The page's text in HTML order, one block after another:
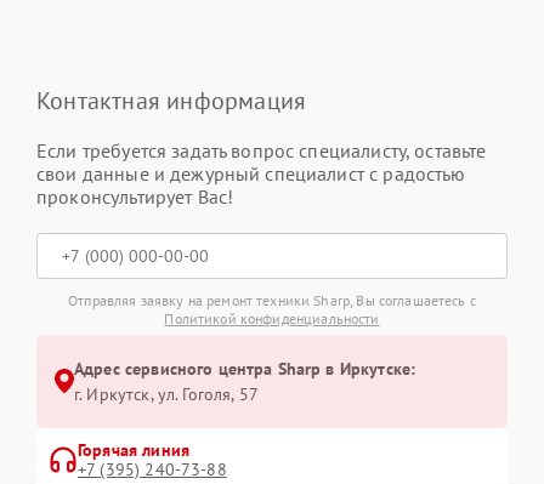
Контактная информация
Если требуется задать вопрос специалисту, оставьте
свои данные и дежурный специалист с радостью
проконсультирует Вас!
Отправляя заявку на ремонт техники Sharp, Вы соглашаетесь с
Политикой конфиденциальности
Адрес сервисного центра Sharp в Иркутске:
г. Иркутск, ул. ​Гоголя, 57
Горячая линия
+7 (395) 240-73-88